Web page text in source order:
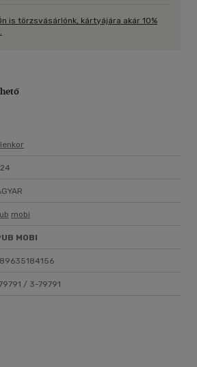
is törzsvásárlónk, kártyájára akár 10%
mobi
MOBI
/ 3-79791